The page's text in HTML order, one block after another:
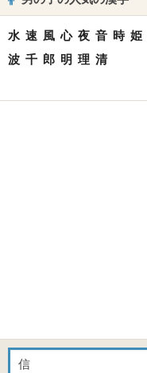
水 速 風 心 夜 音 時 姫
波 千 郎 明 理 清